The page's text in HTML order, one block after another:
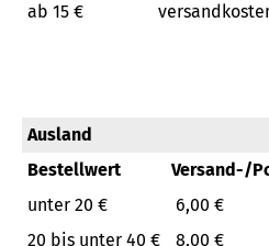
ab 15 €
Ausland
Bestellwert
Versand-/
unter 20 €
6,00 €
20 bis unter 40 €
8,00 €